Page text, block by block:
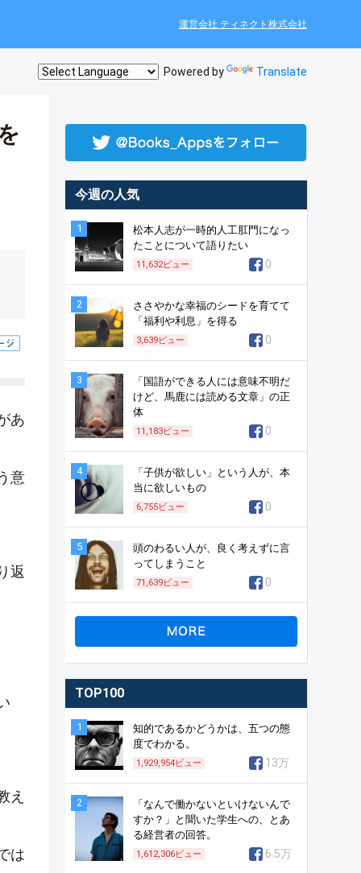
運営会社 ティネクト株式会社
Powered by Translate
あ
意
返
え
は
今週の人気
1
松本人志が一時的人工肛門になっ
たことについて語りたい
11,632ビュー 0
2
ささやかな幸福のシードを育てて
「福利や利息」を得る
3,639ビュー 0
3
「国語ができる人には意味不明だ
けど、馬鹿には読める文章」の正
体
11,183ビュー 0
4
「子供が欲しい」という人が、本
当に欲しいもの
6,755ビュー 0
5
頭のわるい人が、良く考えずに言
ってしまうこと
71,639ビュー 0
TOP100
1
知的であるかどうかは、五つの態
度でわかる。
1,929,954ビュー 13万
2
「なんで働かないといけないんで
すか？」と聞いた学生への、とあ
る経営者の回答。
1,612,306ビュー 6.5万